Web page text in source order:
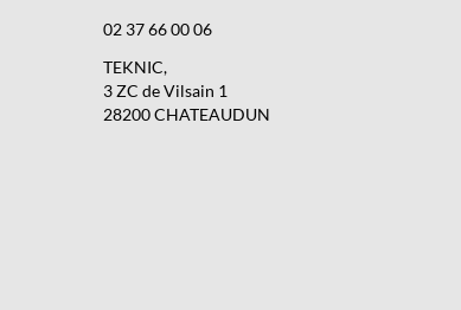
02 37 66 00 06
TEKNIC,
3 ZC de Vilsain 1
28200 CHATEAUDUN